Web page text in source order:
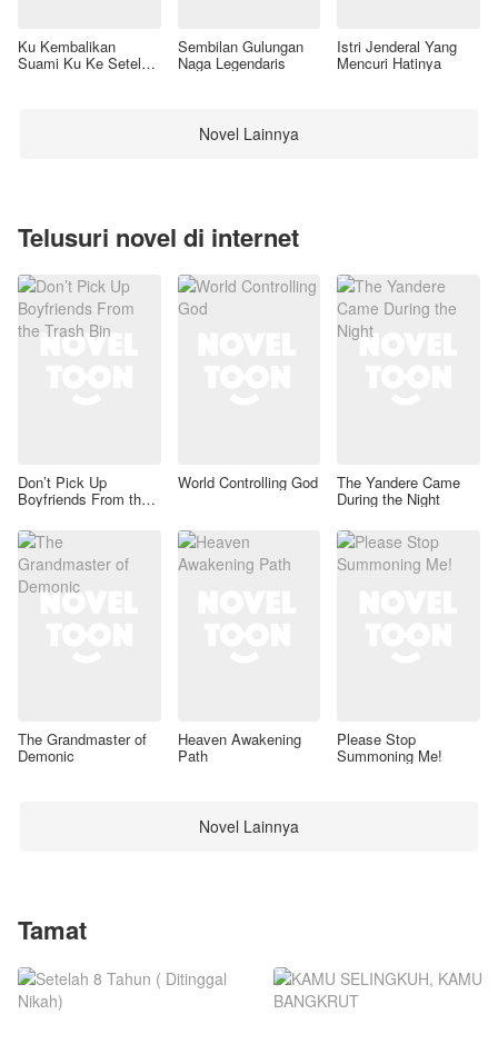
Ku Kembalikan
Suami Ku Ke Setelan
Sembilan Gulungan
Naga Legendaris
Istri Jenderal Yang
Mencuri Hatinya
Novel Lainnya
Telusuri novel di internet
Don’t Pick Up
Boyfriends From the
World Controlling God The Yandere Came
During the Night
The Grandmaster of
Demonic
Heaven Awakening
Path
Please Stop
Summoning Me!
Novel Lainnya
Tamat